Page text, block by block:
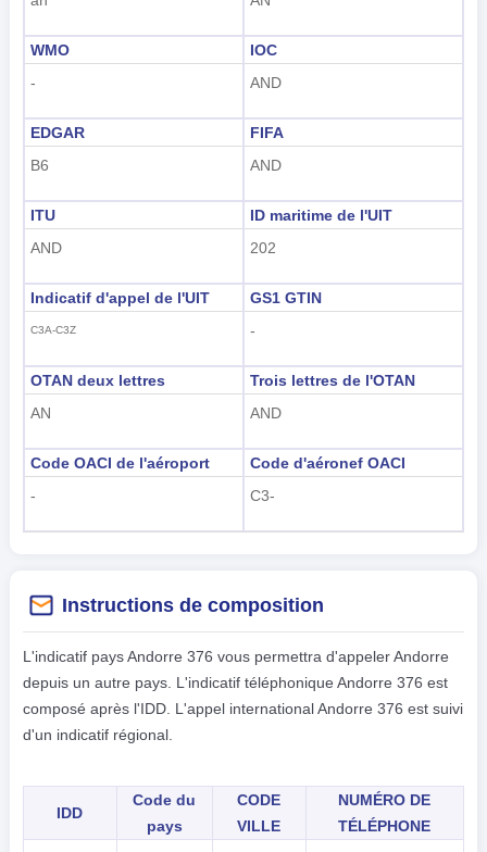
WMO
-
IOC
AND
EDGAR
B6
FIFA
AND
ITU
AND
ID maritime de l'UIT
202
Indicatif d'appel de l'UIT
C3A-C3Z
GS1 GTIN
-
OTAN deux lettres
AN
Trois lettres de l'OTAN
AND
Code OACI de l'aéroport
-
Code d'aéronef OACI
C3-
Instructions de composition
L'indicatif pays Andorre 376 vous permettra d'appeler Andorre
depuis un autre pays. L'indicatif téléphonique Andorre 376 est
composé après l'IDD. L'appel international Andorre 376 est suivi
d'un indicatif régional.
IDD
Code du
pays
CODE
VILLE
NUMÉRO DE
TÉLÉPHONE